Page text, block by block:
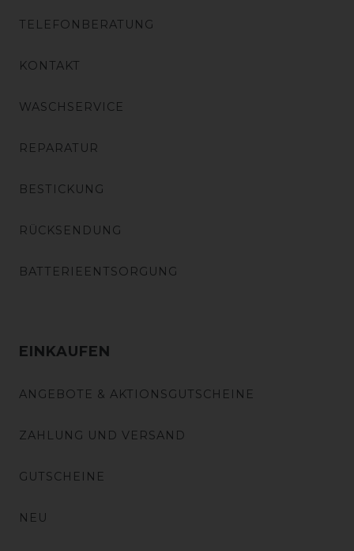
TELEFONBERATUNG
KONTAKT
WASCHSERVICE
REPARATUR
BESTICKUNG
RÜCKSENDUNG
BATTERIEENTSORGUNG
EINKAUFEN
ANGEBOTE & AKTIONSGUTSCHEINE
ZAHLUNG UND VERSAND
GUTSCHEINE
NEU